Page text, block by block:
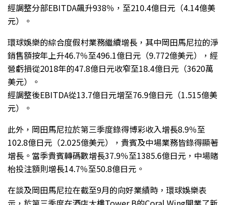
經調整分部EBITDA飆升938％，至210.4億日元（4.14億美
元）。
環球娛樂的綜合度假村業務繼續增長，其中岡田馬尼拉的淨
銷售額按年上升46.7％至496.1億日元（9.772億美元），經
營虧損從2018年的47.8億日元收窄至18.4億日元（3620萬
美元）。
經調整後EBITDA從13.7億日元增至76.9億日元（1.515億美
元）。
此外，岡田馬尼拉於第三季度錄得博彩收入增長8.9％至
102.8億日元（2.025億美元），貴賓及中場業務皆錄得顯著
增長。當季貴賓轉碼數增長37.9％至1385.6億日元，中場賭
枱投注額則增長14.7％至50.8億日元。
在談及岡田馬尼拉在截至9月的向好業績時，環球娛樂表